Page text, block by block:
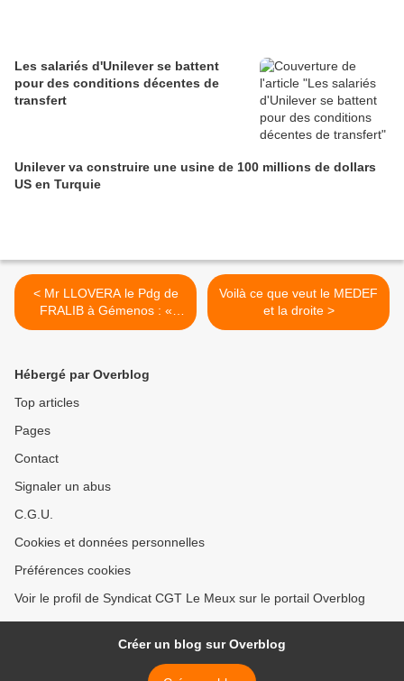
Les salariés d'Unilever se battent
pour des conditions décentes de
transfert
Unilever va construire une usine de 100 millions de dollars
US en Turquie
< Mr LLOVERA le Pdg de
FRALIB à Gémenos : «
cette décision aurait pu être
Voilà ce que veut le MEDEF
et la droite >
Hébergé par Overblog
Top articles
Pages
Contact
Signaler un abus
C.G.U.
Cookies et données personnelles
Préférences cookies
Voir le profil de Syndicat CGT Le Meux sur le portail Overblog
Créer un blog sur Overblog